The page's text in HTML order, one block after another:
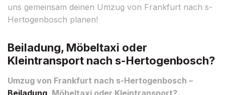
uns gemeinsam deinen Umzug von Frankfurt nach s-
Hertogenbosch planen!
Beiladung, Möbeltaxi oder
Kleintransport nach s-Hertogenbosch?
Umzug von Frankfurt nach s-Hertogenbosch –
Beiladung, Möbeltaxi oder Kleintransport?